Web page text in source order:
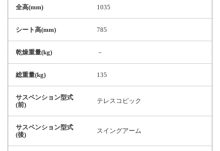
全高(mm) 1035
シート高(mm) 785
乾燥重量(kg) －
総重量(kg) 135
サスペンション型式
(前)
テレスコピック
サスペンション型式
(後)
スイングアーム